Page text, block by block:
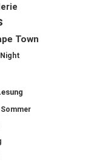
Town
Night
Sommer